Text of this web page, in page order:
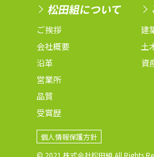
松田組について
ご挨拶
会社概要
沿革
営業所
品質
受賞歴
建
土
資
個人情報保護方針
© 2021 株式会社松田組 All Rights